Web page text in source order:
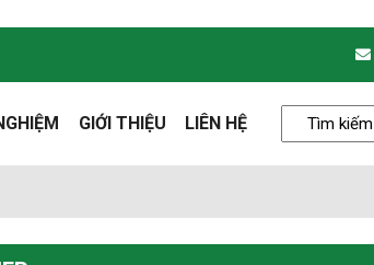
GIỚI THIỆU LIÊN HỆ